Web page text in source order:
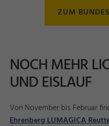
ZUM
NOCH MEHR
UND EISLAUF
Von November bis Februar
Ehrenberg LUMAGICA